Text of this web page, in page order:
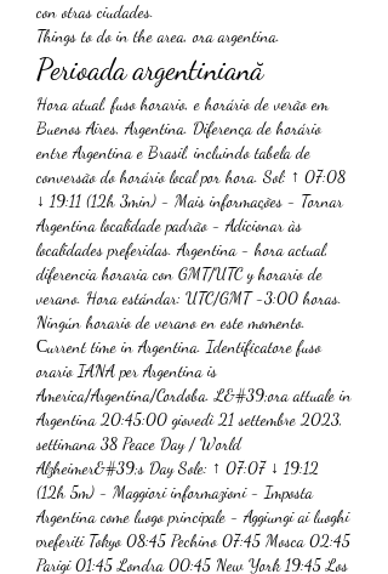
con otras ciudades.
Things to do in the area, ora argentina.
Perioada argentiniană
Hora atual, fuso horario, e horário de verão em
Buenos Aires, Argentina. Diferença de horário
entre Argentina e Brasil, incluindo tabela de
conversão do horário local por hora. Sol: ↑ 07:08
↓ 19:11 (12h 3min) - Mais informações - Tornar
Argentina localidade padrão - Adicionar às
localidades preferidas. Argentina - hora actual,
diferencia horaria con GMT/UTC y horario de
verano. Hora estándar: UTC/GMT -3:00 horas.
Ningún horario de verano en este momento.
Сurrent time in Argentina. Identificatore fuso
orario IANA per Argentina is
America/Argentina/Cordoba. L&#39;ora attuale in
Argentina 20:45:00 giovedì 21 settembre 2023,
settimana 38 Peace Day / World
Alzheimer&#39;s Day Sole: ↑ 07:07 ↓ 19:12
(12h 5m) - Maggiori informazioni - Imposta
Argentina come luogo principale - Aggiungi ai luoghi
preferiti Tokyo 08:45 Pechino 07:45 Mosca 02:45
Parigi 01:45 Londra 00:45 New York 19:45 Los